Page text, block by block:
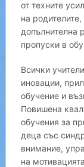
от техните
на
допълнителна
пропуски в
Всички
иновации,
обучение и
Повишена
обучения за
деца със
внимание,
на